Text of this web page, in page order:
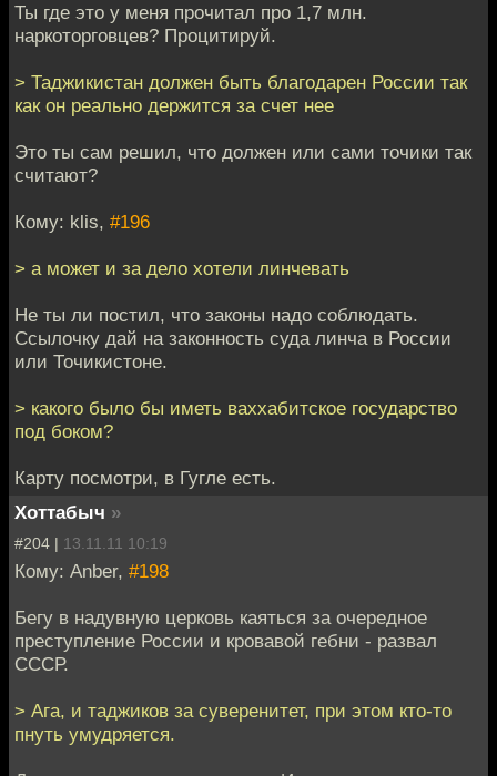
Ты где это у меня прочитал про 1,7 млн.
наркоторговцев? Процитируй.
> Таджикистан должен быть благодарен России так
как он реально держится за счет нее
Это ты сам решил, что должен или сами точики так
считают?
Кому: klis, #196
> а может и за дело хотели линчевать
Не ты ли постил, что законы надо соблюдать.
Ссылочку дай на законность суда линча в России
или Точикистоне.
> какого было бы иметь ваххабитское государство
под боком?
Карту посмотри, в Гугле есть.
Хоттабыч »
#204 | 13.11.11 10:19
Кому: Anber, #198
Бегу в надувную церковь каяться за очередное
преступление России и кровавой гебни - развал
СССР.
> Ага, и таджиков за суверенитет, при этом кто-то
пнуть умудряется.